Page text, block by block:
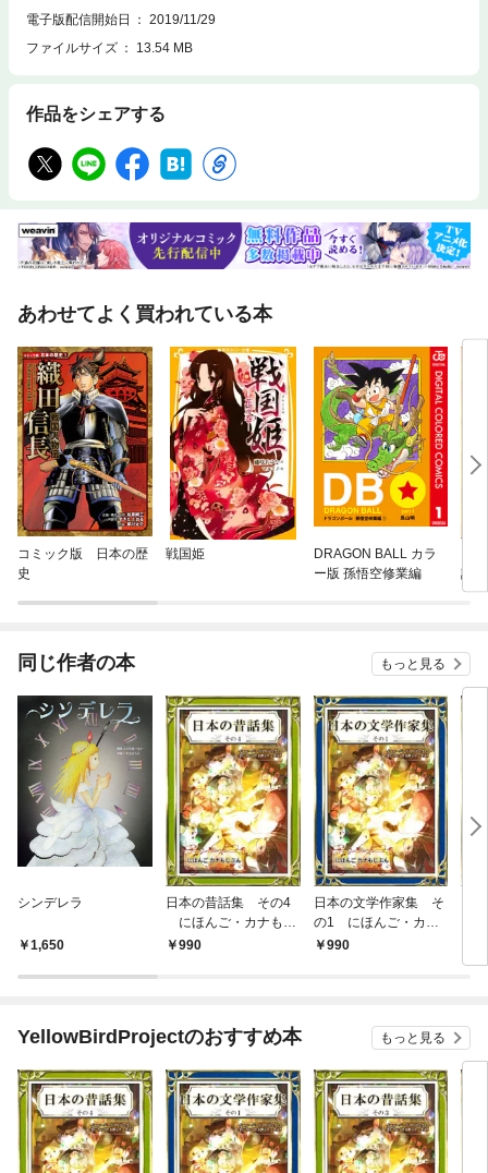
電子版配信開始日
2019/11/29
ファイルサイズ
13.54 MB
作品をシェアする
あわせてよく買われている本
コミック版 日本の歴
史
戦国姫
DRAGON BALL カラ
ー版 孫悟空修業編
語
同じ作者の本 もっと見る
シンデレラ
1,650
日本の昔話集 その4
にほんご・カナもじ
ぶん990
日本の文学作家集 そ
の1 にほんご・カナ
もじぶん
990
YellowBirdProjectのおすすめ本 もっと見る